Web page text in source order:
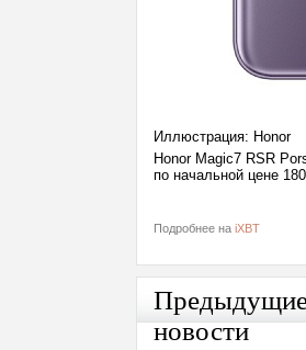
Иллюстрация: Honor
Honor Magic7 RSR
по начальной цене
Подробнее на iXBT
новости